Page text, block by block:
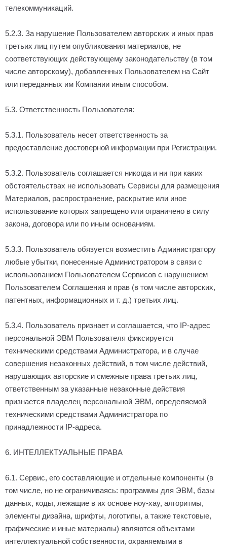
телекоммуникаций.
5.2.3. За нарушение Пользователем авторских и иных прав
третьих лиц путем опубликования материалов, не
соответствующих действующему законодательству (в том
числе авторскому), добавленных Пользователем на Сайт
или переданных им Компании иным способом.
5.3. Ответственность Пользователя:
5.3.1. Пользователь несет ответственность за
предоставление достоверной информации при Регистрации.
5.3.2. Пользователь соглашается никогда и ни при каких
обстоятельствах не использовать Сервисы для размещения
Материалов, распространение, раскрытие или иное
использование которых запрещено или ограничено в силу
закона, договора или по иным основаниям.
5.3.3. Пользователь обязуется возместить Администратору
любые убытки, понесенные Администратором в связи с
использованием Пользователем Сервисов с нарушением
Пользователем Соглашения и прав (в том числе авторских,
патентных, информационных и т. д.) третьих лиц.
5.3.4. Пользователь признает и соглашается, что IP-адрес
персональной ЭВМ Пользователя фиксируется
техническими средствами Администратора, и в случае
совершения незаконных действий, в том числе действий,
нарушающих авторские и смежные права третьих лиц,
ответственным за указанные незаконные действия
признается владелец персональной ЭВМ, определяемой
техническими средствами Администратора по
принадлежности IP-адреса.
6. ИНТЕЛЛЕКТУАЛЬНЫЕ ПРАВА
6.1. Сервис, его составляющие и отдельные компоненты (в
том числе, но не ограничиваясь: программы для ЭВМ, базы
данных, коды, лежащие в их основе ноу-хау, алгоритмы,
элементы дизайна, шрифты, логотипы, а также текстовые,
графические и иные материалы) являются объектами
интеллектуальной собственности, охраняемыми в